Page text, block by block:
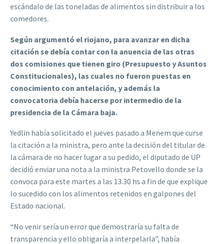
escándalo de las toneladas de alimentos sin distribuir a los
comedores.
Según argumentó el riojano, para avanzar en dicha
citación se debía contar con la anuencia de las otras
dos comisiones que tienen giro (Presupuesto y Asuntos
Constitucionales), las cuales no fueron puestas en
conocimiento con antelación, y además la
convocatoria debía hacerse por intermedio de la
presidencia de la Cámara baja.
Yedlin había solicitado el jueves pasado a Menem que curse
la citación a la ministra, pero ante la decisión del titular de
la cámara de no hacer lugar a su pedido, el diputado de UP
decidió enviar una nota a la ministra Petovello donde se la
convoca para este martes a las 13.30 hs a fin de que explique
lo sucedido con los alimentos retenidos en galpones del
Estado nacional.
“No venir sería un error que demostraría su falta de
transparencia y ello obligaría a interpelarla”, había